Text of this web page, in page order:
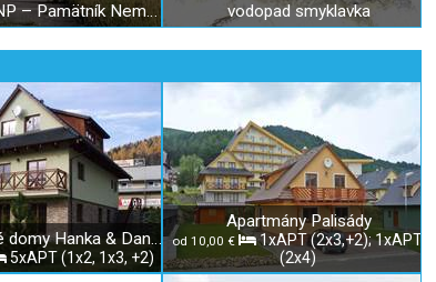
Múzeum SNP – Pamätník Nemecká vodopad smyklavka
Prázdninové domy Hanka & Danka
5xAPT (1x2, 1x3, +2)
Apartmány Palisády
od 10,00 €
1xAPT (2x3,+2); 1xAPT
(2x4)